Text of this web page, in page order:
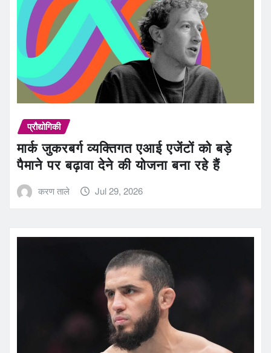
प्रौद्योगिकी
मार्क जुकरबर्ग व्यक्तिगत एआई एजेंटों को बड़े
पैमाने पर बढ़ावा देने की योजना बना रहे हैं
करण ताले Jul 29, 2026